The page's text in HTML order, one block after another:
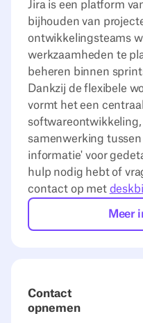
Jira is een platform
bijhouden van
ontwikkelingsteams
werkzaamheden te
beheren binnen
Dankzij de flexibele
vormt het een
samenwerking
informatie' voor
hulp nodig hebt of
contact op met
Meer
Contact
opnemen